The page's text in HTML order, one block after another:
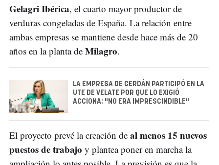
Gelagri Ibérica, el cuarto mayor productor de
verduras congeladas de España. La relación entre
ambas empresas se mantiene desde hace más de 20
años en la planta de Milagro.
LA EMPRESA DE CERDÁN PARTICIPÓ EN LA
UTE DE VELATE POR QUE LO EXIGIÓ
ACCIONA: "NO ERA IMPRESCINDIBLE"
El proyecto prevé la creación de al menos 15 nuevos
puestos de trabajo y plantea poner en marcha la